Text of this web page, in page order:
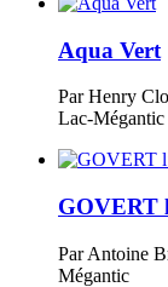
Aqua Vert
Par Henry
Lac-Mégantic
GOVERT
Par Antoine
Mégantic